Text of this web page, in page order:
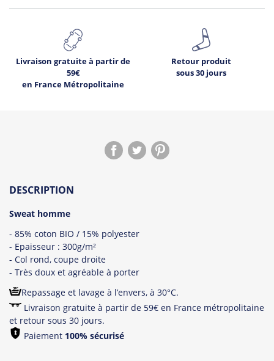
Livraison gratuite à partir de
59€
en France Métropolitaine
Retour produit
sous 30 jours
DESCRIPTION
Sweat homme
- 85% coton BIO / 15% polyester
- Epaisseur : 300g/m²
- Col rond, coupe droite
- Très doux et agréable à porter
Repassage et lavage à l’envers, à 30°C.
Livraison gratuite à partir de 59€ en France métropolitaine
et retour sous 30 jours.
Paiement 100% sécurisé